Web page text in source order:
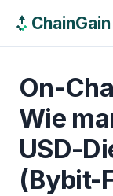
ChainGain
On-
Wie
USD-
(Bybit-